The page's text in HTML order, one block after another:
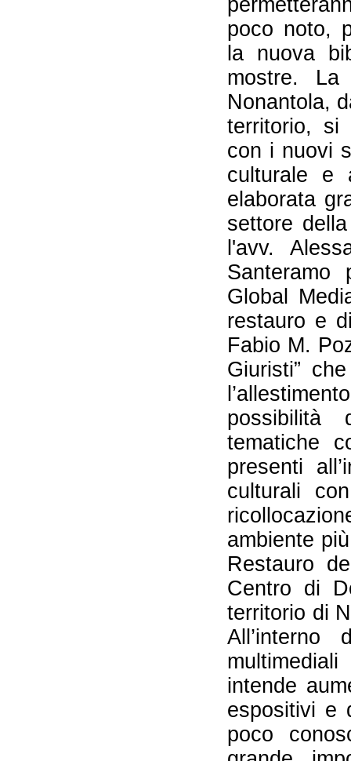
poco noto,
la nuova
mostre.
Nonantola,
territorio, si
con i nuovi
culturale e
elaborata
settore
l'avv.
Santeramo
Global
restauro e
Fabio M.
Giuristi”
possibilità
tematiche
presenti
culturali
ambiente
Restauro
Centro di
territorio di
All’interno
intende
espositivi e
poco